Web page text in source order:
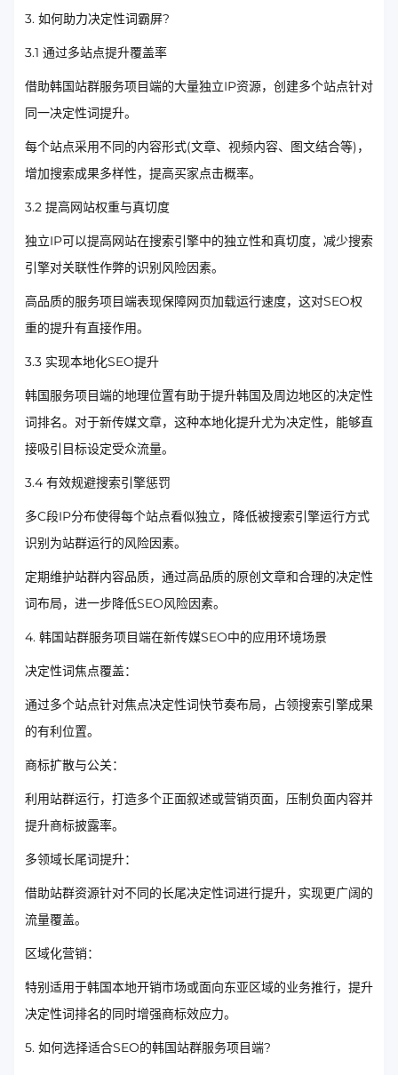
3. 如何助力决定性词霸屏?
3.1 通过多站点提升覆盖率
借助韩国站群服务项目端的大量独立IP资源，创建多个站点针对
同一决定性词提升。
每个站点采用不同的内容形式(文章、视频内容、图文结合等)，
增加搜索成果多样性，提高买家点击概率。
3.2 提高网站权重与真切度
独立IP可以提高网站在搜索引擎中的独立性和真切度，减少搜索
引擎对关联性作弊的识别风险因素。
高品质的服务项目端表现保障网页加载运行速度，这对SEO权
重的提升有直接作用。
3.3 实现本地化SEO提升
韩国服务项目端的地理位置有助于提升韩国及周边地区的决定性
词排名。对于新传媒文章，这种本地化提升尤为决定性，能够直
接吸引目标设定受众流量。
3.4 有效规避搜索引擎惩罚
多C段IP分布使得每个站点看似独立，降低被搜索引擎运行方式
识别为站群运行的风险因素。
定期维护站群内容品质，通过高品质的原创文章和合理的决定性
词布局，进一步降低SEO风险因素。
4. 韩国站群服务项目端在新传媒SEO中的应用环境场景
决定性词焦点覆盖：
通过多个站点针对焦点决定性词快节奏布局，占领搜索引擎成果
的有利位置。
商标扩散与公关：
利用站群运行，打造多个正面叙述或营销页面，压制负面内容并
提升商标披露率。
多领域长尾词提升：
借助站群资源针对不同的长尾决定性词进行提升，实现更广阔的
流量覆盖。
区域化营销：
特别适用于韩国本地开销市场或面向东亚区域的业务推行，提升
决定性词排名的同时增强商标效应力。
5. 如何选择适合SEO的韩国站群服务项目端?